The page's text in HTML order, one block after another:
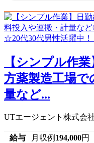
【シンプル作
方薬製造工場で
量など...
UTエージェント株式会
給与 月収例 194,000円